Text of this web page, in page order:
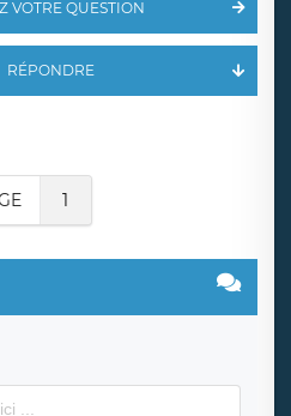
VOTRE QUESTION
RÉPONDRE
1